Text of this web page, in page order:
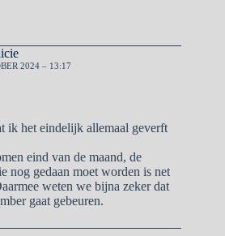
2024 – 13:17
ik het eindelijk allemaal geverft
eind van de maand, de
nog gedaan moet worden is net
weten we bijna zeker dat
gaat gebeuren.